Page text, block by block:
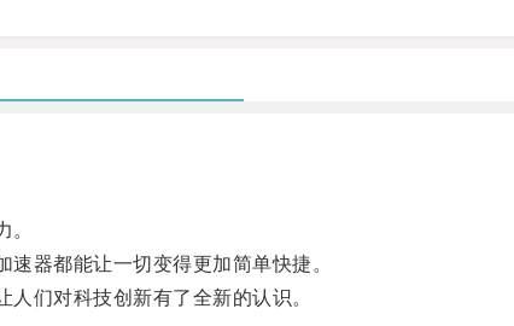
器都能让一切变得更加简单快捷。
们对科技创新有了全新的认识。